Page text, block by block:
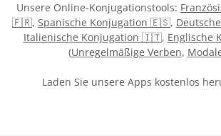
Unsere Online-Konjugationstools:
🇫🇷, Spanische Konjugation 🇪🇸,
Italienische Konjugation 🇮🇹, Englische
(Unregelmäßige Verben,
Laden Sie unsere Apps kostenlos